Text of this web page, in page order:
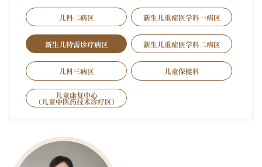
儿科二病区 新生儿重症医学科一病区
新生儿特需诊疗病区 新生儿重症医学科二病区
儿科三病区 儿童保健科
儿童康复中心
（儿童中医药技术诊疗区）